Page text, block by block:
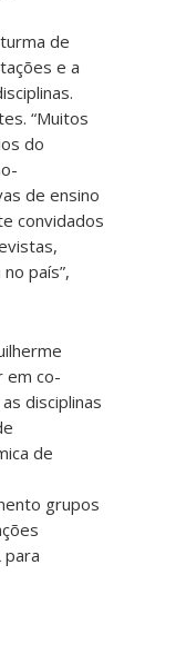
de
e a
“Muitos
do
de ensino
convidados
país”,
em co-
disciplinas
de
grupos
para